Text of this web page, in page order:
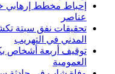
عناصر
تحقيقات نفق سبتة
المدني في التهريب
توقيف أربعة أشخاص
العمومية